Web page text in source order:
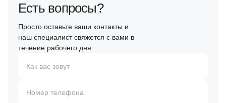
Есть вопросы?
Просто оставьте ваши контакты и
наш специалист свяжется с вами в
течение рабочего дня
Как вас зовут
Номер телефона